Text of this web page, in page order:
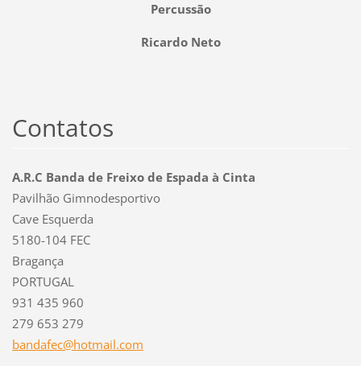
Percussão
Ricardo Neto
Contatos
A.R.C Banda de Freixo de Espada à Cinta
Pavilhão Gimnodesportivo
Cave Esquerda
5180-104 FEC
Bragança
PORTUGAL
931 435 960
279 653 279
bandafec@hotmail.com